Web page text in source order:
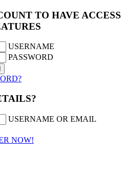
TO HAVE ACCESS
USERNAME
PASSWORD
USERNAME OR EMAIL
NOW!